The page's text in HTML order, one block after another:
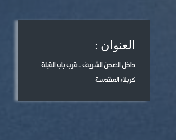
العنوان :
داخل الصحن الشريف - قرب باب القبلة
كربلاء المقدسة